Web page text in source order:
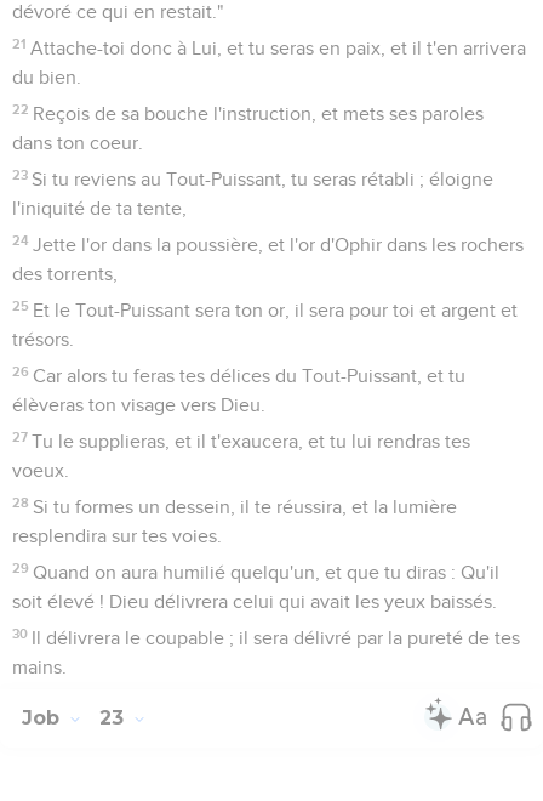
dévoré ce qui en restait."
21 Attache-toi donc à Lui, et tu seras en paix, et il t'en arrivera
du bien.
22 Reçois de sa bouche l'instruction, et mets ses paroles
dans ton coeur.
23 Si tu reviens au Tout-Puissant, tu seras rétabli ; éloigne
l'iniquité de ta tente,
24 Jette l'or dans la poussière, et l'or d'Ophir dans les rochers
des torrents,
25 Et le Tout-Puissant sera ton or, il sera pour toi et argent et
trésors.
26 Car alors tu feras tes délices du Tout-Puissant, et tu
élèveras ton visage vers Dieu.
27 Tu le supplieras, et il t'exaucera, et tu lui rendras tes
voeux.
28 Si tu formes un dessein, il te réussira, et la lumière
resplendira sur tes voies.
29 Quand on aura humilié quelqu'un, et que tu diras : Qu'il
soit élevé ! Dieu délivrera celui qui avait les yeux baissés.
30 Il délivrera le coupable ; il sera délivré par la pureté de tes
mains.
Job 23